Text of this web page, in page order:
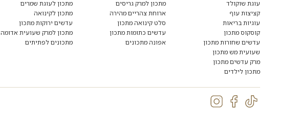
עוגת שוקולד
קציצות עוף
עוגיות בריאות
קוסקוס מתכון
עדשים שחורות מתכון
שעועית מש מתכון
מרק עדשים מתכון
מתכון לילדים
מתכון למרק גריסים
ארוחת צהריים מהירה
סלט קינואה מתכון
עדשים כתומות מתכון
אפונה מתכונים
מתכון לעוגת שמרים
מתכון לקינואה
עדשים ירוקות מתכון
מתכון למרק שעועית אדומה
מתכונים לפתיתים